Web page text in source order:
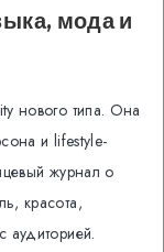
мода и
нового типа. Она
и lifestyle-
журнал о
красота,
аудиторией.